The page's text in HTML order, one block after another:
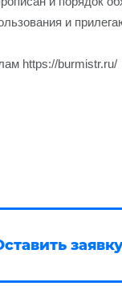
и
https://burmistr.ru/